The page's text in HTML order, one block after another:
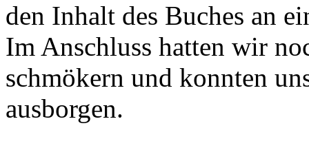
den Inhalt des Buches an
Im Anschluss hatten wir
schmökern und konnten
ausborgen.